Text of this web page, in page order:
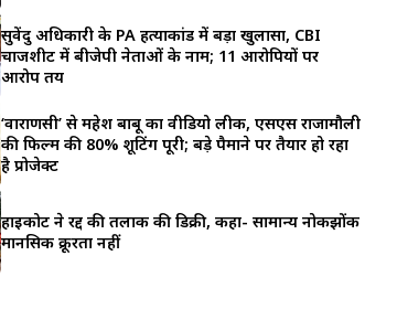
सुवेंदु अधिकारी के PA हत्याकांड में बड़ा खुलासा, CBI
चार्जशीट में बीजेपी नेताओं के नाम; 11 आरोपियों पर
आरोप तय
‘वाराणसी’ से महेश बाबू का वीडियो लीक, एसएस राजामौली
की फिल्म की 80% शूटिंग पूरी; बड़े पैमाने पर तैयार हो रहा
है प्रोजेक्ट
हाईकोर्ट ने रद्द की तलाक की डिक्री, कहा- सामान्य नोकझोंक
मानसिक क्रूरता नहीं